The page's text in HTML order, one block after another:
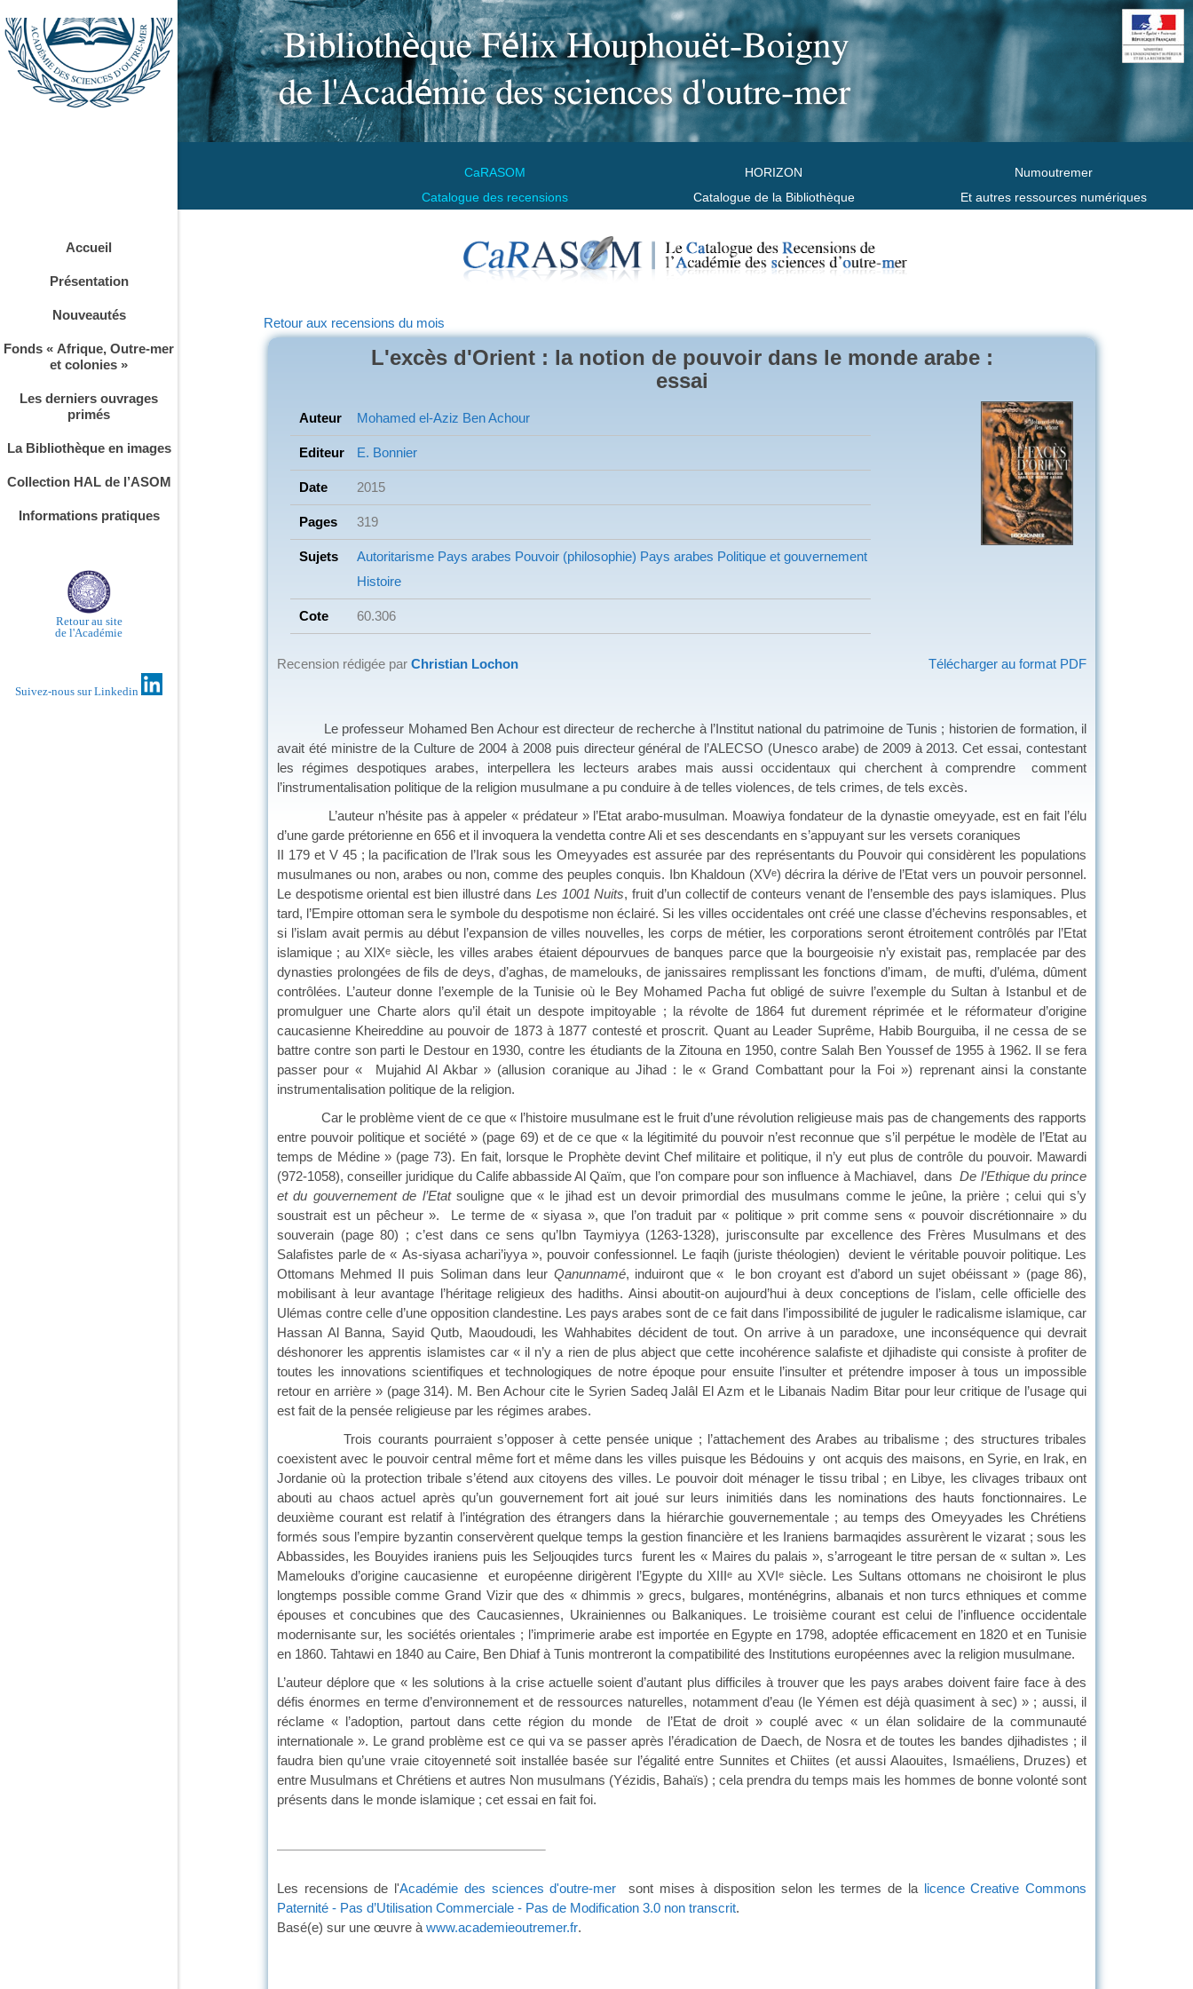
CaRASOM
Catalogue des recensions
HORIZON
Catalogue de la Bibliothèque
Numoutremer
Et autres ressources numériques
Accueil
Présentation
Nouveautés
Fonds « Afrique, Outre-mer
et colonies »
Les derniers ouvrages
primés
La Bibliothèque en images
Collection HAL de l’ASOM
Informations pratiques
Retour au site
de l'Académie
Suivez-nous sur Linkedin
Retour aux recensions du mois
L'excès d'Orient : la notion de pouvoir dans le monde arabe :
essai
Auteur Mohamed el-Aziz Ben Achour
Editeur E. Bonnier
Date 2015
Pages 319
Sujets Autoritarisme Pays arabes Pouvoir (philosophie) Pays arabes Politique et gouvernement
Histoire
Cote 60.306
Télécharger au format PDF
Recension rédigée par Christian Lochon
Le professeur Mohamed Ben Achour est directeur de recherche à l’Institut national du patrimoine de Tunis ; historien de formation, il
avait été ministre de la Culture de 2004 à 2008 puis directeur général de l’ALECSO (Unesco arabe) de 2009 à 2013. Cet essai, contestant
les régimes despotiques arabes, interpellera les lecteurs arabes mais aussi occidentaux qui cherchent à comprendre comment
l’instrumentalisation politique de la religion musulmane a pu conduire à de telles violences, de tels crimes, de tels excès.
L’auteur n’hésite pas à appeler « prédateur » l’Etat arabo-musulman. Moawiya fondateur de la dynastie omeyyade, est en fait l’élu
d’une garde prétorienne en 656 et il invoquera la vendetta contre Ali et ses descendants en s’appuyant sur les versets coraniques
II 179 et V 45 ; la pacification de l’Irak sous les Omeyyades est assurée par des représentants du Pouvoir qui considèrent les populations
musulmanes ou non, arabes ou non, comme des peuples conquis. Ibn Khaldoun (XVe) décrira la dérive de l’Etat vers un pouvoir personnel.
Le despotisme oriental est bien illustré dans Les 1001 Nuits, fruit d’un collectif de conteurs venant de l’ensemble des pays islamiques. Plus
tard, l’Empire ottoman sera le symbole du despotisme non éclairé. Si les villes occidentales ont créé une classe d’échevins responsables, et
si l’islam avait permis au début l’expansion de villes nouvelles, les corps de métier, les corporations seront étroitement contrôlés par l’Etat
islamique ; au XIXe siècle, les villes arabes étaient dépourvues de banques parce que la bourgeoisie n’y existait pas, remplacée par des
dynasties prolongées de fils de deys, d’aghas, de mamelouks, de janissaires remplissant les fonctions d’imam, de mufti, d’uléma, dûment
contrôlées. L’auteur donne l’exemple de la Tunisie où le Bey Mohamed Pacha fut obligé de suivre l’exemple du Sultan à Istanbul et de
promulguer une Charte alors qu’il était un despote impitoyable ; la révolte de 1864 fut durement réprimée et le réformateur d’origine
caucasienne Kheireddine au pouvoir de 1873 à 1877 contesté et proscrit. Quant au Leader Suprême, Habib Bourguiba, il ne cessa de se
battre contre son parti le Destour en 1930, contre les étudiants de la Zitouna en 1950, contre Salah Ben Youssef de 1955 à 1962. Il se fera
passer pour « Mujahid Al Akbar » (allusion coranique au Jihad : le « Grand Combattant pour la Foi ») reprenant ainsi la constante
instrumentalisation politique de la religion.
Car le problème vient de ce que « l’histoire musulmane est le fruit d’une révolution religieuse mais pas de changements des rapports
entre pouvoir politique et société » (page 69) et de ce que « la légitimité du pouvoir n’est reconnue que s’il perpétue le modèle de l’Etat au
temps de Médine » (page 73). En fait, lorsque le Prophète devint Chef militaire et politique, il n’y eut plus de contrôle du pouvoir. Mawardi
(972-1058), conseiller juridique du Calife abbasside Al Qaïm, que l’on compare pour son influence à Machiavel, dansDe l’Ethique du prince
et du gouvernement de l’Etatsouligne que « le jihad est un devoir primordial des musulmans comme le jeûne, la prière ; celui qui s’y
soustrait est un pêcheur ». Le terme de « siyasa », que l’on traduit par « politique » prit comme sens « pouvoir discrétionnaire » du
souverain (page 80) ; c’est dans ce sens qu’Ibn Taymiyya (1263-1328), jurisconsulte par excellence des Frères Musulmans et des
Salafistes parle de « As-siyasa achari’iyya », pouvoir confessionnel. Le faqih (juriste théologien) devient le véritable pouvoir politique. Les
Ottomans Mehmed II puis Soliman dans leur Qanunnamé, induiront que « le bon croyant est d’abord un sujet obéissant » (page 86),
mobilisant à leur avantage l’héritage religieux des hadiths. Ainsi aboutit-on aujourd’hui à deux conceptions de l’islam, celle officielle des
Ulémas contre celle d’une opposition clandestine. Les pays arabes sont de ce fait dans l’impossibilité de juguler le radicalisme islamique, car
Hassan Al Banna, Sayid Qutb, Maoudoudi, les Wahhabites décident de tout. On arrive à un paradoxe, une inconséquence qui devrait
déshonorer les apprentis islamistes car « il n’y a rien de plus abject que cette incohérence salafiste et djihadiste qui consiste à profiter de
toutes les innovations scientifiques et technologiques de notre époque pour ensuite l’insulter et prétendre imposer à tous un impossible
retour en arrière » (page 314). M. Ben Achour cite le Syrien Sadeq Jalâl El Azm et le Libanais Nadim Bitar pour leur critique de l’usage qui
est fait de la pensée religieuse par les régimes arabes.
Trois courants pourraient s’opposer à cette pensée unique ; l’attachement des Arabes au tribalisme ; des structures tribales
coexistent avec le pouvoir central même fort et même dans les villes puisque les Bédouins y ont acquis des maisons, en Syrie, en Irak, en
Jordanie où la protection tribale s’étend aux citoyens des villes. Le pouvoir doit ménager le tissu tribal ; en Libye, les clivages tribaux ont
abouti au chaos actuel après qu’un gouvernement fort ait joué sur leurs inimitiés dans les nominations des hauts fonctionnaires. Le
deuxième courant est relatif à l’intégration des étrangers dans la hiérarchie gouvernementale ; au temps des Omeyyades les Chrétiens
formés sous l’empire byzantin conservèrent quelque temps la gestion financière et les Iraniens barmaqides assurèrent le vizarat ; sous les
Abbassides, les Bouyides iraniens puis les Seljouqides turcs furent les « Maires du palais », s’arrogeant le titre persan de « sultan ». Les
Mamelouks d’origine caucasienne et européenne dirigèrent l’Egypte du XIIIe au XVIe siècle. Les Sultans ottomans ne choisiront le plus
longtemps possible comme Grand Vizir que des « dhimmis » grecs, bulgares, monténégrins, albanais et non turcs ethniques et comme
épouses et concubines que des Caucasiennes, Ukrainiennes ou Balkaniques. Le troisième courant est celui de l’influence occidentale
modernisante sur, les sociétés orientales ; l’imprimerie arabe est importée en Egypte en 1798, adoptée efficacement en 1820 et en Tunisie
en 1860. Tahtawi en 1840 au Caire, Ben Dhiaf à Tunis montreront la compatibilité des Institutions européennes avec la religion musulmane.
L’auteur déplore que « les solutions à la crise actuelle soient d’autant plus difficiles à trouver que les pays arabes doivent faire face à des
défis énormes en terme d’environnement et de ressources naturelles, notamment d’eau (le Yémen est déjà quasiment à sec) » ; aussi, il
réclame « l’adoption, partout dans cette région du monde de l’Etat de droit » couplé avec « un élan solidaire de la communauté
internationale ». Le grand problème est ce qui va se passer après l’éradication de Daech, de Nosra et de toutes les bandes djihadistes ; il
faudra bien qu’une vraie citoyenneté soit installée basée sur l’égalité entre Sunnites et Chiites (et aussi Alaouites, Ismaéliens, Druzes) et
entre Musulmans et Chrétiens et autres Non musulmans (Yézidis, Bahaïs) ; cela prendra du temps mais les hommes de bonne volonté sont
présents dans le monde islamique ; cet essai en fait foi.
Les recensions de l'Académie des sciences d'outre-mer sont mises à disposition selon les termes de la licence Creative Commons
Paternité - Pas d’Utilisation Commerciale - Pas de Modification 3.0 non transcrit.
Basé(e) sur une œuvre àwww.academieoutremer.fr.